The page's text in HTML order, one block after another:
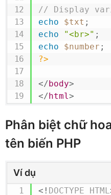
// Display
echo
$txt ;
echo
"<br>" ;
echo
$number ;
?>
</body>
</html>
Phân biệt chữ
tên biến PHP
Ví dụ
<! DOCTYPE HTML